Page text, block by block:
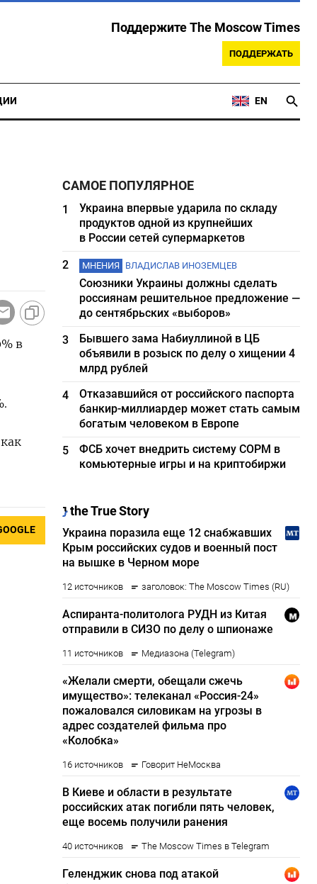
Поддержите The Moscow Times
ПОДДЕРЖАТЬ
EN
в
САМОЕ ПОПУЛЯРНОЕ
1
Украина впервые ударила по складу
продуктов одной из крупнейших
в России сетей супермаркетов
2
МНЕНИЯ ВЛАДИСЛАВ ИНОЗЕМЦЕВ
Союзники Украины должны сделать
россиянам решительное предложение —
до сентябрьских «выборов»
3
Бывшего зама Набиуллиной в ЦБ
объявили в розыск по делу о хищении 4
млрд рублей
4
Отказавшийся от российского паспорта
банкир-миллиардер может стать самым
богатым человеком в Европе
5
ФСБ хочет внедрить систему СОРМ в
комьютерные игры и на криптобиржи